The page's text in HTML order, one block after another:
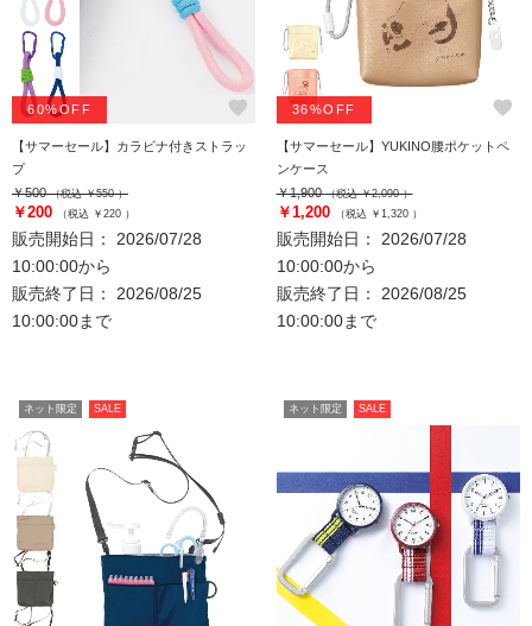
60%OFF favorite
【サマーセール】カラビナ付きストラッ
プ
￥500（税込 ￥550 ）
￥200 （税込 ￥220 ）
販売開始日： 2026/07/28
10:00:00から
販売終了日： 2026/08/25
10:00:00まで
36%OFF favorite
【サマーセール】YUKINO腰ポケットペ
ンケース
￥1,900（税込 ￥2,090 ）
￥1,200 （税込 ￥1,320 ）
販売開始日： 2026/07/28
10:00:00から
販売終了日： 2026/08/25
10:00:00まで
ネット限定 SALE ネット限定 SALE